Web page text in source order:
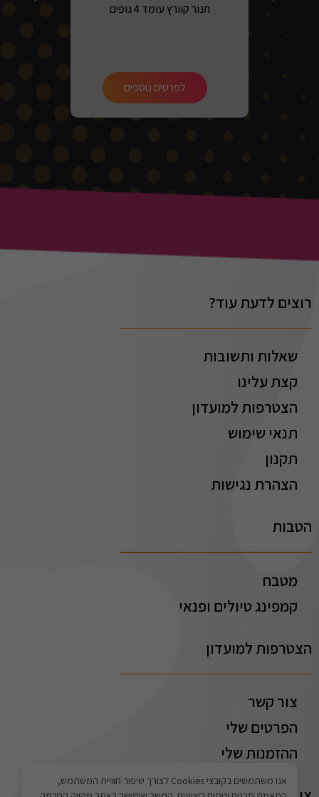
אנו משתמשים בקובצי Cookies לצורך שיפור חוויית המשתמש,
תנור קוורץ עומד 4 גופים
לפרטים נוספים
רוצים לדעת עוד?
שאלות ותשובות
קצת עלינו
הצטרפות למועדון
תנאי שימוש
תקנון
הצהרת נגישות
הטבות
מטבח
קמפינג טיולים ופנאי
הצטרפות למועדון
צור קשר
הפרטים שלי
ההזמנות שלי